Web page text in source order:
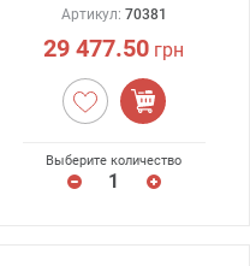
Артикул: 70381
29 477.50 грн
Выберите количество